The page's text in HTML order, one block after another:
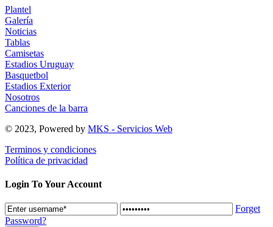
Plantel
Galería
Noticias
Tablas
Camisetas
Estadios Uruguay
Basquetbol
Estadios Exterior
Nosotros
Canciones de la barra
© 2023, Powered by MKS - Servicios Web
Terminos y condiciones
Política de privacidad
Login To Your Account
Forget
Password?